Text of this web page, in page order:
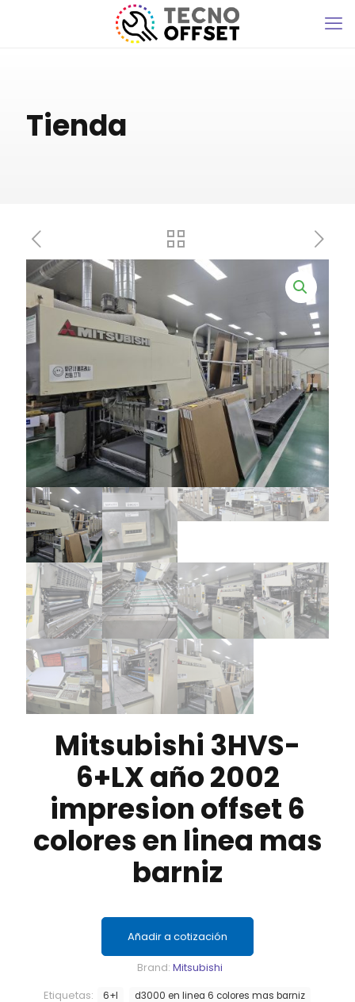
Tienda
Mitsubishi 3HVS-
6+LX año 2002
impresion offset 6
colores en linea mas
barniz
Añadir a cotización
Etiquetas: 6+l
d3000 en linea 6 colores mas barniz
Brand: Mitsubishi